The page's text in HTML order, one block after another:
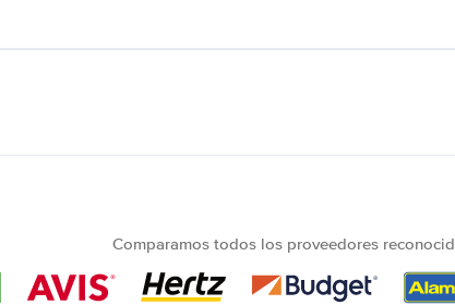
Comparamos todos los proveedores